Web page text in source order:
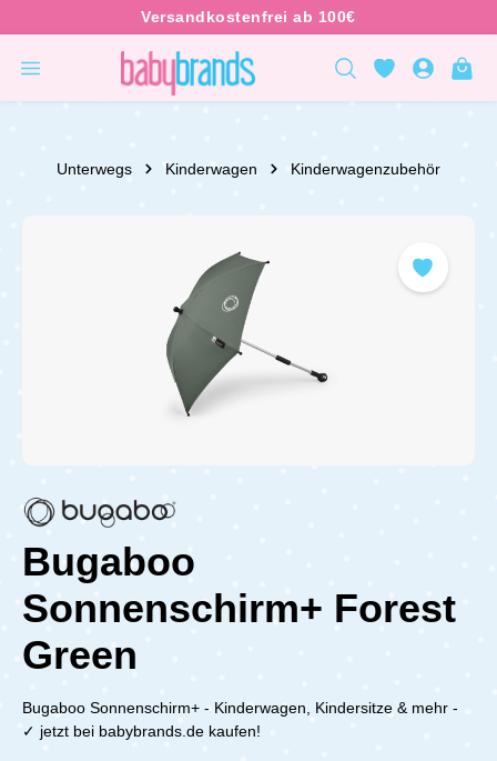
Unterwegs Kinderwagen Kinderwagenzubehör
Bugaboo
Sonnenschirm+ Forest
Green
Bugaboo Sonnenschirm+ - Kinderwagen, Kindersitze & mehr -
✓ jetzt bei babybrands.de kaufen!